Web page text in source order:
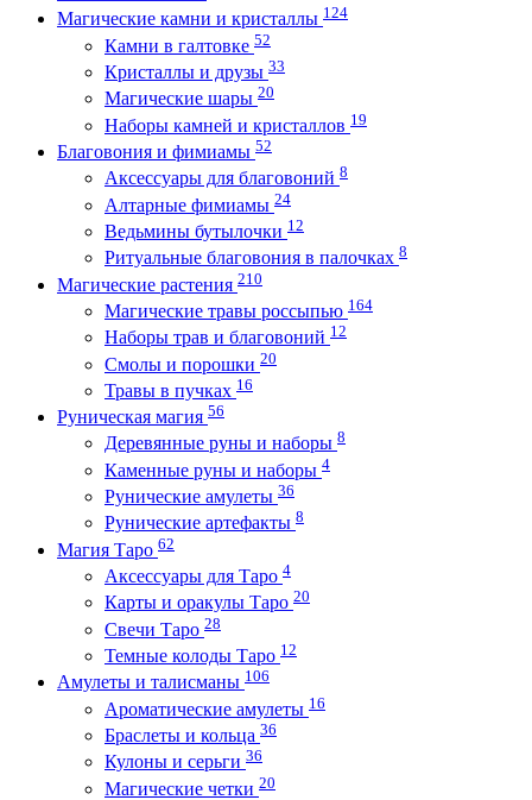
Магические камни и кристаллы 124
Камни в галтовке 52
Кристаллы и друзы 33
Магические шары 20
Наборы камней и кристаллов 19
Благовония и фимиамы 52
Аксессуары для благовоний 8
Алтарные фимиамы 24
Ведьмины бутылочки 12
Ритуальные благовония в палочках 8
Магические растения 210
Магические травы россыпью 164
Наборы трав и благовоний 12
Смолы и порошки 20
Травы в пучках 16
Руническая магия 56
Деревянные руны и наборы 8
Каменные руны и наборы 4
Рунические амулеты 36
Рунические артефакты 8
Магия Таро 62
Аксессуары для Таро 4
Карты и оракулы Таро 20
Свечи Таро 28
Темные колоды Таро 12
Амулеты и талисманы 106
Ароматические амулеты 16
Браслеты и кольца 36
Кулоны и серьги 36
Магические четки 20